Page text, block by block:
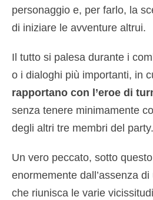
personaggio e, per farlo, la
di iniziare le avventure altrui.
Il tutto si palesa durante i
o i dialoghi più importanti, in
rapportano con l’eroe di
senza tenere minimamente
degli altri tre membri del party.
Un vero peccato, sotto
enormemente dall’assenza di
che riunisca le varie